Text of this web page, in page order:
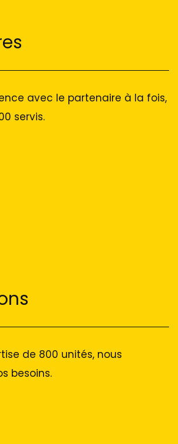
avec le partenaire à la fois,
servis.
de 800 unités, nous
besoins.